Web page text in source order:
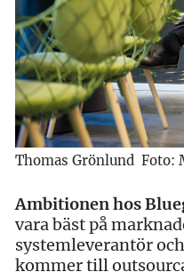
Thomas Grönlund Foto:
Ambitionen hos
vara bäst på
systemleverantör
kommer till